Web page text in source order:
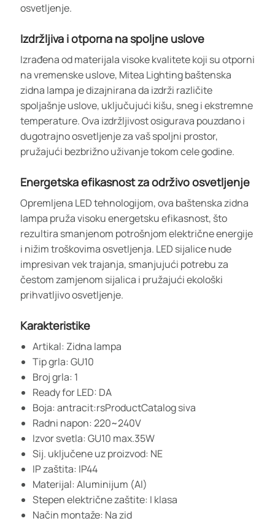
osvetljenje.
Izdržljiva i otporna na spoljne uslove
Izrađena od materijala visoke kvalitete koji su otporni
na vremenske uslove, Mitea Lighting baštenska
zidna lampa je dizajnirana da izdrži različite
spoljašnje uslove, uključujući kišu, sneg i ekstremne
temperature. Ova izdržljivost osigurava pouzdano i
dugotrajno osvetljenje za vaš spoljni prostor,
pružajući bezbrižno uživanje tokom cele godine.
Energetska efikasnost za održivo osvetljenje
Opremljena LED tehnologijom, ova baštenska zidna
lampa pruža visoku energetsku efikasnost, što
rezultira smanjenom potrošnjom električne energije
i nižim troškovima osvetljenja. LED sijalice nude
impresivan vek trajanja, smanjujući potrebu za
čestom zamjenom sijalica i pružajući ekološki
prihvatljivo osvetljenje.
Karakteristike
Artikal: Zidna lampa
Tip grla: GU10
Broj grla: 1
Ready for LED: DA
Boja: antracit:rsProductCatalog siva
Radni napon: 220~240V
Izvor svetla: GU10 max.35W
Sij. uključene uz proizvod: NE
IP zaštita: IP44
Materijal: Aluminijum (Al)
Stepen električne zaštite: I klasa
Način montaže: Na zid